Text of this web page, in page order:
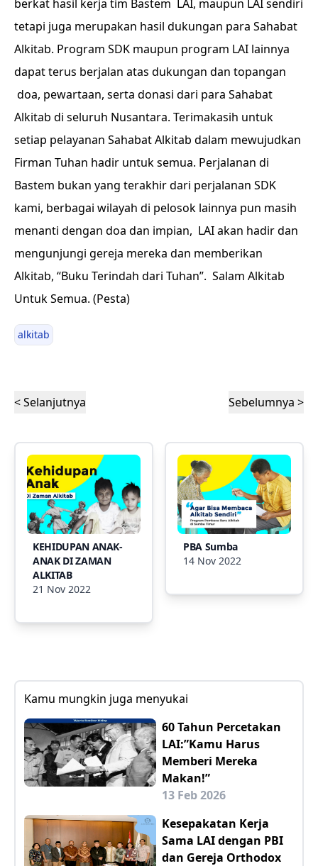
berkat hasil kerja tim Bastem LAI, maupun LAI sendiri
tetapi juga merupakan hasil dukungan para Sahabat
Alkitab. Program SDK maupun program LAI lainnya
dapat terus berjalan atas dukungan dan topangan
doa, pewartaan, serta donasi dari para Sahabat
Alkitab di seluruh Nusantara. Terimakasih untuk
setiap pelayanan Sahabat Alkitab dalam mewujudkan
Firman Tuhan hadir untuk semua. Perjalanan di
Bastem bukan yang terakhir dari perjalanan SDK
kami, berbagai wilayah di pelosok lainnya pun masih
menanti dengan doa dan impian, LAI akan hadir dan
mengunjungi gereja mereka dan memberikan
Alkitab, “Buku Terindah dari Tuhan”. Salam Alkitab
Untuk Semua. (Pesta)
alkitab
< Selanjutnya Sebelumnya >
KEHIDUPAN ANAK-
ANAK DI ZAMAN
ALKITAB
21 Nov 2022
PBA Sumba
14 Nov 2022
Kamu mungkin juga menyukai
60 Tahun Percetakan
LAI:”Kamu Harus
Memberi Mereka
Makan!”
13 Feb 2026
Kesepakatan Kerja
Sama LAI dengan PBI
dan Gereja Orthodox